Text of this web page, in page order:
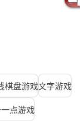
棋盘游戏文字游戏
点游戏